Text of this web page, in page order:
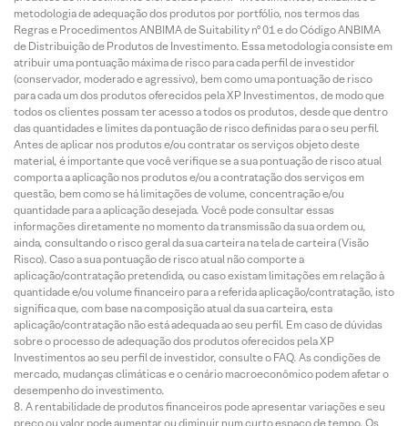
metodologia de adequação dos produtos por portfólio, nos termos das
Regras e Procedimentos ANBIMA de Suitability nº 01 e do Código ANBIMA
de Distribuição de Produtos de Investimento. Essa metodologia consiste em
atribuir uma pontuação máxima de risco para cada perfil de investidor
(conservador, moderado e agressivo), bem como uma pontuação de risco
para cada um dos produtos oferecidos pela XP Investimentos, de modo que
todos os clientes possam ter acesso a todos os produtos, desde que dentro
das quantidades e limites da pontuação de risco definidas para o seu perfil.
Antes de aplicar nos produtos e/ou contratar os serviços objeto deste
material, é importante que você verifique se a sua pontuação de risco atual
comporta a aplicação nos produtos e/ou a contratação dos serviços em
questão, bem como se há limitações de volume, concentração e/ou
quantidade para a aplicação desejada. Você pode consultar essas
informações diretamente no momento da transmissão da sua ordem ou,
ainda, consultando o risco geral da sua carteira na tela de carteira (Visão
Risco). Caso a sua pontuação de risco atual não comporte a
aplicação/contratação pretendida, ou caso existam limitações em relação à
quantidade e/ou volume financeiro para a referida aplicação/contratação, isto
significa que, com base na composição atual da sua carteira, esta
aplicação/contratação não está adequada ao seu perfil. Em caso de dúvidas
sobre o processo de adequação dos produtos oferecidos pela XP
Investimentos ao seu perfil de investidor, consulte o FAQ. As condições de
mercado, mudanças climáticas e o cenário macroeconômico podem afetar o
desempenho do investimento.
A rentabilidade de produtos financeiros pode apresentar variações e seu
preço ou valor pode aumentar ou diminuir num curto espaço de tempo. Os